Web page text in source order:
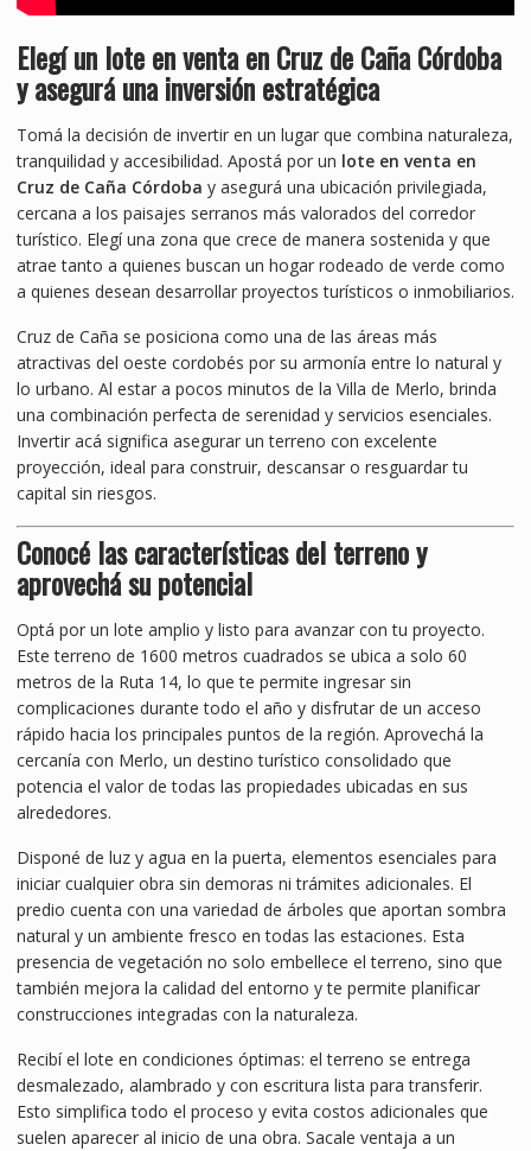
Elegí un lote en venta en Cruz de Caña Córdoba
y asegurá una inversión estratégica
Tomá la decisión de invertir en un lugar que combina naturaleza,
tranquilidad y accesibilidad. Apostá por un lote en venta en
Cruz de Caña Córdoba y asegurá una ubicación privilegiada,
cercana a los paisajes serranos más valorados del corredor
turístico. Elegí una zona que crece de manera sostenida y que
atrae tanto a quienes buscan un hogar rodeado de verde como
a quienes desean desarrollar proyectos turísticos o inmobiliarios.
Cruz de Caña se posiciona como una de las áreas más
atractivas del oeste cordobés por su armonía entre lo natural y
lo urbano. Al estar a pocos minutos de la Villa de Merlo, brinda
una combinación perfecta de serenidad y servicios esenciales.
Invertir acá significa asegurar un terreno con excelente
proyección, ideal para construir, descansar o resguardar tu
capital sin riesgos.
Conocé las características del terreno y
aprovechá su potencial
Optá por un lote amplio y listo para avanzar con tu proyecto.
Este terreno de 1600 metros cuadrados se ubica a solo 60
metros de la Ruta 14, lo que te permite ingresar sin
complicaciones durante todo el año y disfrutar de un acceso
rápido hacia los principales puntos de la región. Aprovechá la
cercanía con Merlo, un destino turístico consolidado que
potencia el valor de todas las propiedades ubicadas en sus
alrededores.
Disponé de luz y agua en la puerta, elementos esenciales para
iniciar cualquier obra sin demoras ni trámites adicionales. El
predio cuenta con una variedad de árboles que aportan sombra
natural y un ambiente fresco en todas las estaciones. Esta
presencia de vegetación no solo embellece el terreno, sino que
también mejora la calidad del entorno y te permite planificar
construcciones integradas con la naturaleza.
Recibí el lote en condiciones óptimas: el terreno se entrega
desmalezado, alambrado y con escritura lista para transferir.
Esto simplifica todo el proceso y evita costos adicionales que
suelen aparecer al inicio de una obra. Sacale ventaja a un